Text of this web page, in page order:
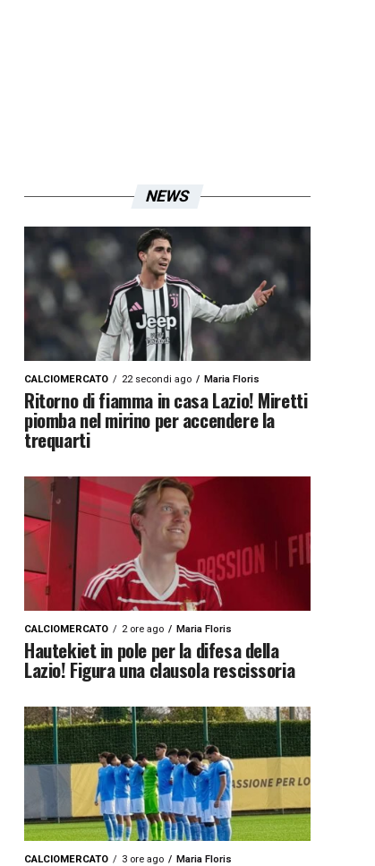
NEWS
CALCIOMERCATO 22 secondi ago Maria Floris
Ritorno di fiamma in casa Lazio! Miretti
piomba nel mirino per accendere la
trequarti
CALCIOMERCATO 2 ore ago Maria Floris
Hautekiet in pole per la difesa della
Lazio! Figura una clausola rescissoria
CALCIOMERCATO 3 ore ago Maria Floris